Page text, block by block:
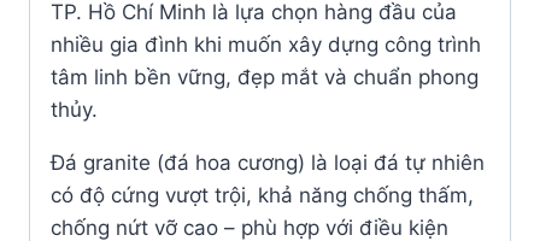
TP. Hồ Chí Minh là lựa chọn hàng đầu của
nhiều gia đình khi muốn xây dựng công trình
tâm linh bền vững, đẹp mắt và chuẩn phong
thủy.
Đá granite (đá hoa cương) là loại đá tự nhiên
có độ cứng vượt trội, khả năng chống thấm,
chống nứt vỡ cao – phù hợp với điều kiện